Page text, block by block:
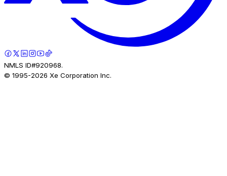
NMLS ID#920968.
© 1995-2026 Xe Corporation Inc.